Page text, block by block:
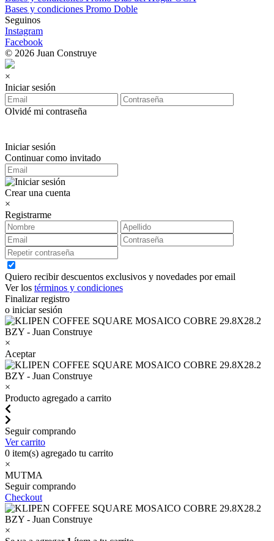
Bases y condiciones Promo Doble
Seguinos
Instagram
Facebook
© 2026 Juan Construye
×
Iniciar sesión
Olvidé mi contraseña
Iniciar sesión
Continuar como invitado
Crear una cuenta
×
Registrarme
Quiero recibir descuentos exclusivos y novedades por email
Ver los términos y condiciones
Finalizar registro
o iniciar sesión
×
Aceptar
×
Producto agregado a carrito
Seguir comprando
Ver carrito
0 item(s) agregado tu carrito
×
MUTMA
Seguir comprando
Checkout
×